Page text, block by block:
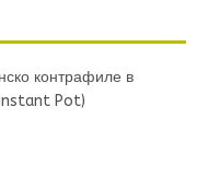
контрафиле в
Pot)